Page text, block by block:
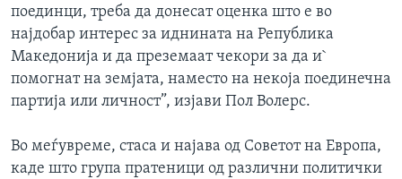
поединци, треба да донесат оценка што е во
најдобар интерес за иднината на Република
Македонија и да преземаат чекори за да и`
помогнат на земјата, наместо на некоја поединечна
партија или личност”, изјави Пол Волерс.
Во меѓувреме, стаса и најава од Советот на Европа,
каде што група пратеници од различни политички